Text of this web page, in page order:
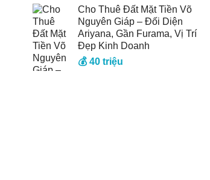
Cho Thuê Đất Mặt Tiền Võ
Nguyên Giáp – Đối Diện
Ariyana, Gần Furama, Vị Trí
Đẹp Kinh Doanh
💰 40 triệu